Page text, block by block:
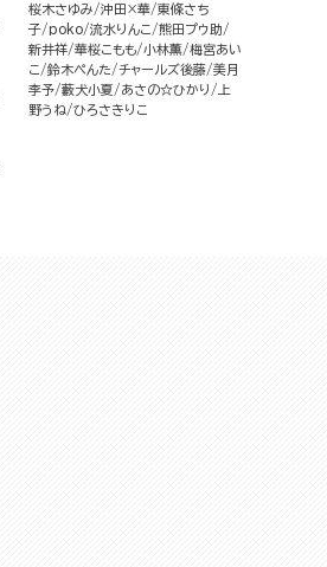
桜木さゆみ 沖田×華 東條さち
子
poko 流水りんこ
熊田プウ助
新井祥 華桜こもも 小林薫 梅宮あい
こ
鈴木ぺんた チャールズ後藤 美月
李予 藪犬小夏 あさの☆ひかり
上
野うね
ひろさきりこ